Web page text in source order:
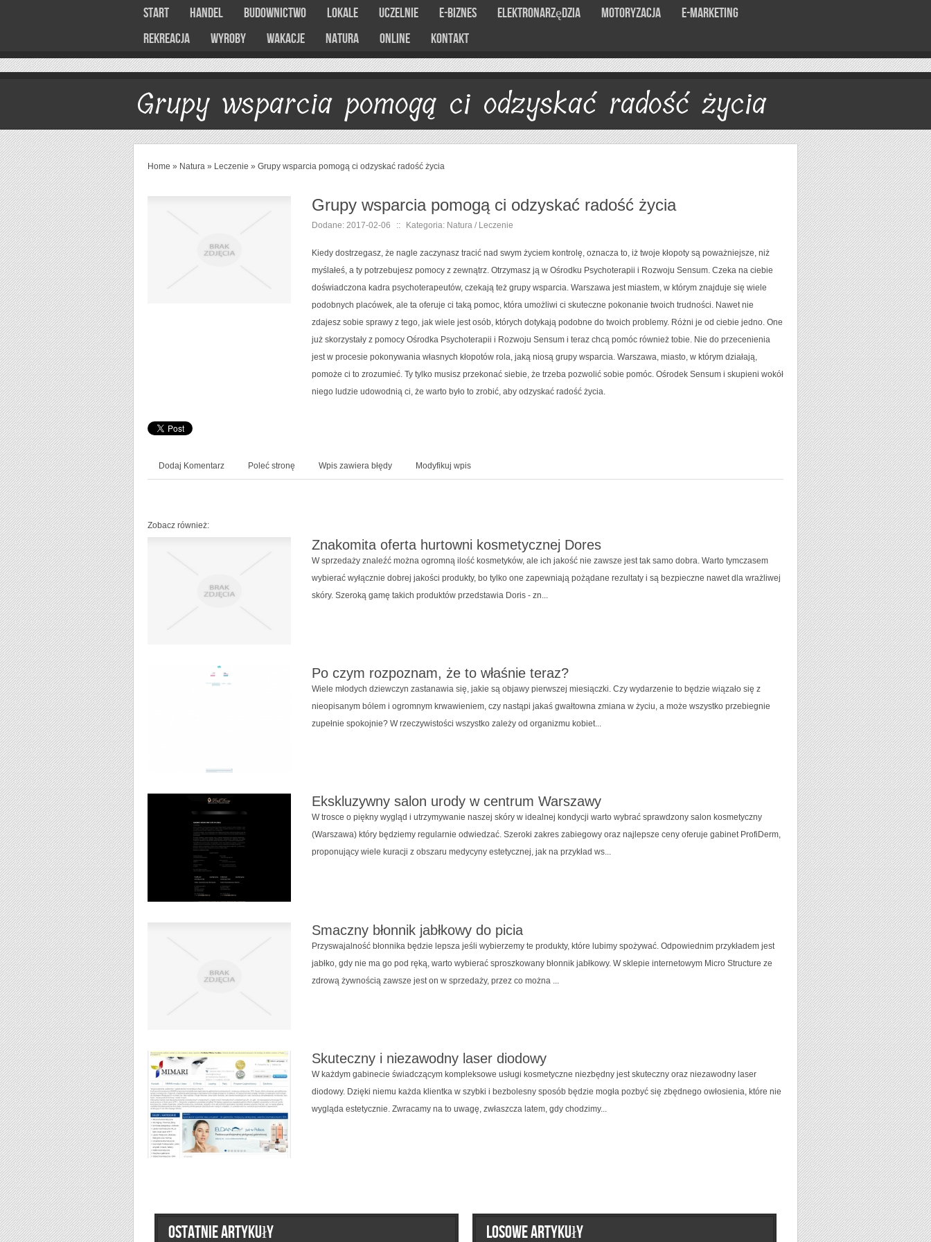
Start Handel Budownictwo Lokale Uczelnie E-Biznes Elektronarzędzia Motoryzacja
E-marketing
Rekreacja
Wyroby Wakacje Natura Online Kontakt
Grupy wsparcia pomogą ci odzyskać radość życia
Home » Natura » Leczenie » Grupy wsparcia pomogą ci odzyskać radość życia
Grupy wsparcia pomogą ci odzyskać radość życia
Dodane: 2017-02-06 :: Kategoria: Natura / Leczenie
Kiedy dostrzegasz, że nagle zaczynasz tracić nad swym życiem kontrolę, oznacza to, iż twoje kłopoty są poważniejsze, niż
myślałeś, a ty potrzebujesz pomocy z zewnątrz. Otrzymasz ją w Ośrodku Psychoterapii i Rozwoju Sensum. Czeka na ciebie
doświadczona kadra psychoterapeutów, czekają też grupy wsparcia. Warszawa jest miastem, w którym znajduje się wiele
podobnych placówek, ale ta oferuje ci taką pomoc, która umożliwi ci skuteczne pokonanie twoich trudności. Nawet nie
zdajesz sobie sprawy z tego, jak wiele jest osób, których dotykają podobne do twoich problemy. Różni je od ciebie jedno. One
już skorzystały z pomocy Ośrodka Psychoterapii i Rozwoju Sensum i teraz chcą pomóc również tobie. Nie do przecenienia
jest w procesie pokonywania własnych kłopotów rola, jaką niosą grupy wsparcia. Warszawa, miasto, w którym działają,
pomoże ci to zrozumieć. Ty tylko musisz przekonać siebie, że trzeba pozwolić sobie pomóc. Ośrodek Sensum i skupieni wokół
niego ludzie udowodnią ci, że warto było to zrobić, aby odzyskać radość życia.
Dodaj Komentarz Poleć stronę Wpis zawiera błędy Modyfikuj wpis
Zobacz również:
Znakomita oferta hurtowni kosmetycznej Dores
W sprzedaży znaleźć można ogromną ilość kosmetyków, ale ich jakość nie zawsze jest tak samo dobra. Warto tymczasem
wybierać wyłącznie dobrej jakości produkty, bo tylko one zapewniają pożądane rezultaty i są bezpieczne nawet dla wrażliwej
skóry. Szeroką gamę takich produktów przedstawia Doris - zn...
Po czym rozpoznam, że to właśnie teraz?
Wiele młodych dziewczyn zastanawia się, jakie są objawy pierwszej miesiączki. Czy wydarzenie to będzie wiązało się z
nieopisanym bólem i ogromnym krwawieniem, czy nastąpi jakaś gwałtowna zmiana w życiu, a może wszystko przebiegnie
zupełnie spokojnie? W rzeczywistości wszystko zależy od organizmu kobiet...
Ekskluzywny salon urody w centrum Warszawy
W trosce o piękny wygląd i utrzymywanie naszej skóry w idealnej kondycji warto wybrać sprawdzony salon kosmetyczny
(Warszawa) który będziemy regularnie odwiedzać. Szeroki zakres zabiegowy oraz najlepsze ceny oferuje gabinet ProfiDerm,
proponujący wiele kuracji z obszaru medycyny estetycznej, jak na przykład ws...
Smaczny błonnik jabłkowy do picia
Przyswajalność błonnika będzie lepsza jeśli wybierzemy te produkty, które lubimy spożywać. Odpowiednim przykładem jest
jabłko, gdy nie ma go pod ręką, warto wybierać sproszkowany błonnik jabłkowy. W sklepie internetowym Micro Structure ze
zdrową żywnością zawsze jest on w sprzedaży, przez co można ...
Skuteczny i niezawodny laser diodowy
W każdym gabinecie świadczącym kompleksowe usługi kosmetyczne niezbędny jest skuteczny oraz niezawodny laser
diodowy. Dzięki niemu każda klientka w szybki i bezbolesny sposób będzie mogła pozbyć się zbędnego owłosienia, które nie
wygląda estetycznie. Zwracamy na to uwagę, zwłaszcza latem, gdy chodzimy...
Ostatnie artykuły Losowe artykuły